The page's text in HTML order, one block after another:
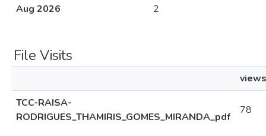
Aug 2026
2
File Visits
views
TCC-RAISA-
RODRIGUES_THAMIRIS_GOMES_MIRANDA_pdf
78